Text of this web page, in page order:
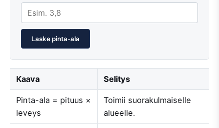
Laske pinta-ala
Kaava Selitys
Pinta-ala = pituus ×
leveys
Toimii suorakulmaiselle
alueelle.